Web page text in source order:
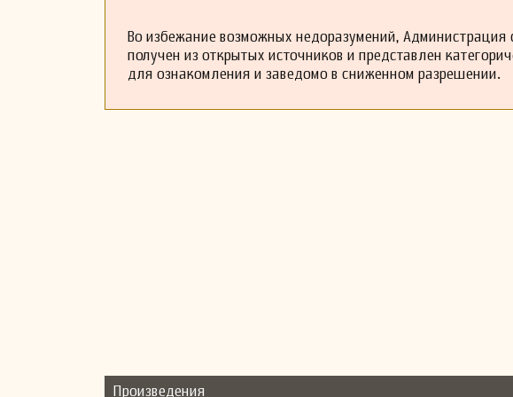
Во избежание возможных недоразумений,
получен из открытых источников и представлен
для ознакомления и заведомо в сниженном разрешении.
Произведения